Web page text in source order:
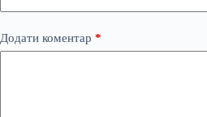
Додати коментар *